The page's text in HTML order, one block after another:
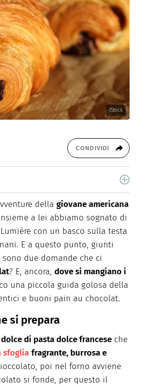
IStock
CONDIVIDI
Claudia Concas è una food content
per il web e per la carta
per brand e magazine
styling e del props styling. Nel
della giovane americana
a lei abbiamo sognato di
con un basco sulla testa
E a questo punto, giunti
sono due domande che ci
? E, ancora, dove si mangiano i
una piccola guida golosa della
e buoni pain au chocolat.
si prepara
di pasta dolce francese che
sfoglia fragrante, burrosa e
poi nel forno avviene
si fonde, per questo il